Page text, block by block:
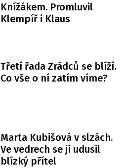
Knížákem. Promluvil
Klempíř i Klaus
Třetí řada Zrádců se blíží.
Co vše o ní zatím víme?
Marta Kubišová v slzách.
Ve vedrech se jí udusil
blízký přítel